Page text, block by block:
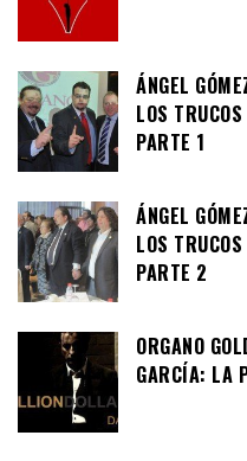
ÁNGEL
LOS
PARTE 1
ÁNGEL
LOS
PARTE 2
ORGANO
GARCÍA: LA